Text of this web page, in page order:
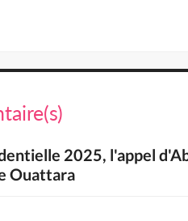
2025, l'appel
Ouattara